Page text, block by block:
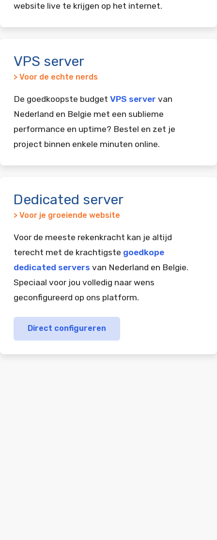
website live te krijgen op het internet.
VPS server
> Voor de echte nerds
De goedkoopste budget VPS server van
Nederland en Belgie met een sublieme
performance en uptime? Bestel en zet je
project binnen enkele minuten online.
Dedicated server
> Voor je groeiende website
Voor de meeste rekenkracht kan je altijd
terecht met de krachtigste goedkope
dedicated servers van Nederland en Belgie.
Speciaal voor jou volledig naar wens
geconfigureerd op ons platform.
Direct configureren